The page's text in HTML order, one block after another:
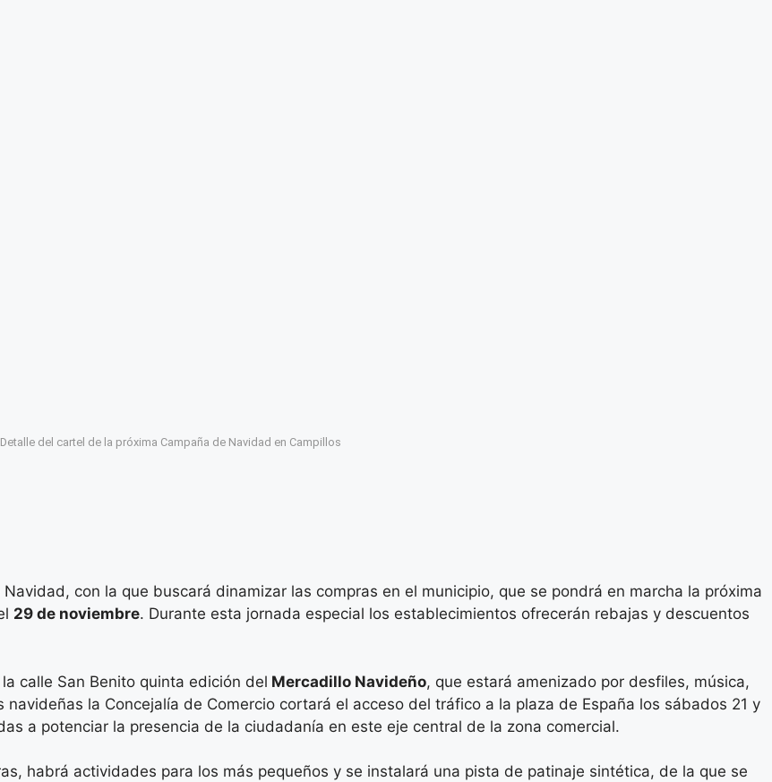
Detalle del cartel de la próxima Campaña de Navidad en Campillos
con la que buscará dinamizar las compras en el municipio, que se pondrá en marcha la próxima
29 de noviembre. Durante esta jornada especial los establecimientos ofrecerán rebajas y descuentos
calle San Benito quinta edición del Mercadillo Navideño, que estará amenizado por desfiles, música,
la Concejalía de Comercio cortará el acceso del tráfico a la plaza de España los sábados 21 y
a potenciar la presencia de la ciudadanía en este eje central de la zona comercial.
habrá actividades para los más pequeños y se instalará una pista de patinaje sintética, de la que se